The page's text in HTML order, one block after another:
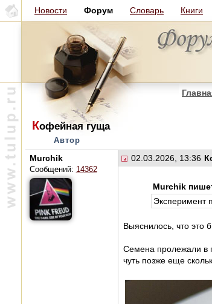
Новости Форум Словарь Книги
Кофейная гуща
Автор
Murchik
Сообщений: 14362
02.03.2026, 13:36
Murchik
Эксперимент
Выяснилось, что это
Семена пролежали в
чуть позже еще